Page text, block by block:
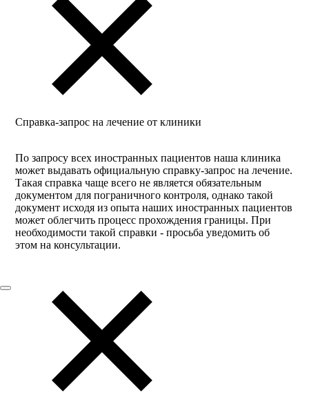
Справка-запрос на лечение от клиники
По запросу всех иностранных пациентов наша клиника
может выдавать официальную справку-запрос на лечение.
Такая справка чаще всего не является обязательным
документом для пограничного контроля, однако такой
документ исходя из опыта наших иностранных пациентов
может облегчить процесс прохождения границы. При
необходимости такой справки - просьба уведомить об
этом на консультации.